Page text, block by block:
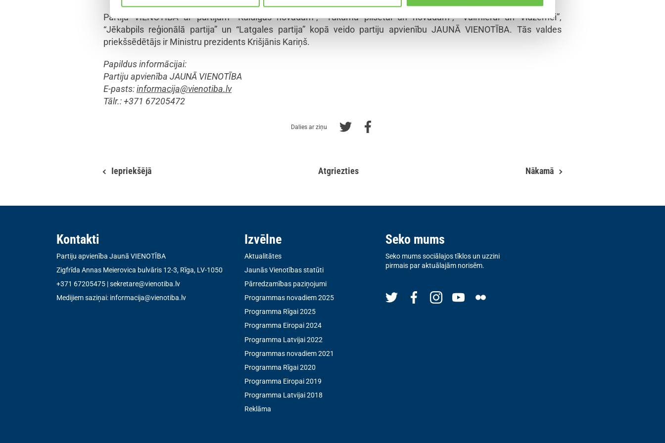
Partija VIENOTĪBA ar partijām “Kuldīgas novadam”, “Tukuma pilsētai un novadam”, “Valmierai un Vidzemei”,
“Jēkabpils reģionālā partija” un “Latgales partija” kopā veido partiju apvienību JAUNĀ VIENOTĪBA. Tās valdes
priekšsēdētājs ir Ministru prezidents Krišjānis Kariņš.
Papildus informācijai:
Partiju apvienība JAUNĀ VIENOTĪBA
E-pasts:informacija@vienotiba.lv
Tālr.: +371 67205472
Dalies ar ziņu
Iepriekšējā Atgriezties Nākamā
Kontakti
Partiju apvienība Jaunā VIENOTĪBA
Zigfrīda Annas Meierovica bulvāris 12-3, Rīga, LV-1050
+371 67205475 |sekretare@vienotiba.lv
Medijiem saziņai: informacija@vienotiba.lv
Izvēlne
Aktualitātes
Jaunās Vienotības statūti
Pārredzamības paziņojumi
Programmas novadiem 2025
Programma Rīgai 2025
Programma Eiropai 2024
Programma Latvijai 2022
Programmas novadiem 2021
Programma Rīgai 2020
Programma Eiropai 2019
Programma Latvijai 2018
Reklāma
Seko mums
Seko mums sociālajos tīklos un uzzini
pirmais par aktuālajām norisēm.